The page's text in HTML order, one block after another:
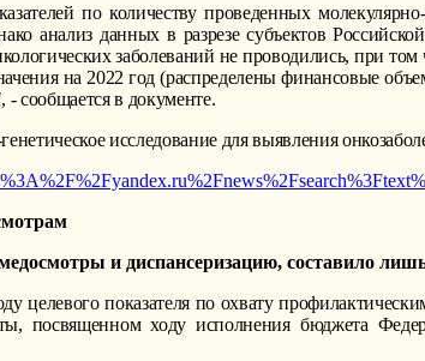
по количеству проведенных
анализ данных в разрезе субъектов
заболеваний не проводились, при том
на 2022 год (распределены финансовые
сообщается в документе.
исследование для выявления
и диспансеризацию, составило
показателя по охвату
посвященном ходу исполнения бюджета